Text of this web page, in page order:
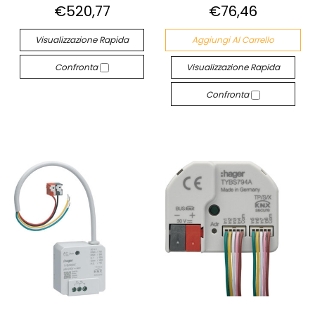
€520,77
Visualizzazione Rapida
Confronta
€76,46
Aggiungi Al Carrello
Visualizzazione Rapida
Confronta